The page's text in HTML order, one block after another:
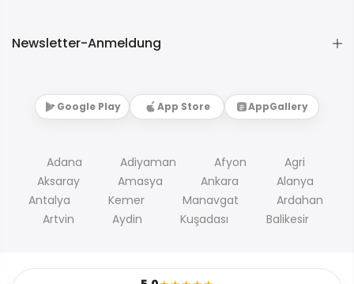
Newsletter-Anmeldung
Google Play App Store AppGallery
Adana Adiyaman Afyon
Agri
Aksaray
Amasya Ankara
Alanya
Antalya
Kemer Manavgat
Ardahan
Artvin
Aydin Kuşadası Balikesir